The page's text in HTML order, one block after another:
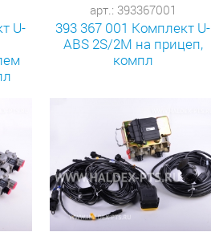
U-
арт.: 393367001
393 367 001 Комплект U-
ABS 2S/2M на прицеп,
компл